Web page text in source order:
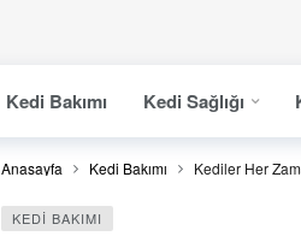
Kedi Bakımı Kedi Sağlığı
Anasayfa Kedi Bakımı Kediler Her
KEDI BAKIMI